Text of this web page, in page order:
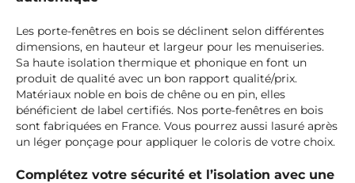
Les porte-fenêtres en bois se déclinent selon différentes
dimensions, en hauteur et largeur pour les menuiseries.
Sa haute isolation thermique et phonique en font un
produit de qualité avec un bon rapport qualité/prix.
Matériaux noble en bois de chêne ou en pin, elles
bénéficient de label certifiés. Nos porte-fenêtres en bois
sont fabriquées en France. Vous pourrez aussi lasuré après
un léger ponçage pour appliquer le coloris de votre choix.
Complétez votre sécurité et l’isolation avec une